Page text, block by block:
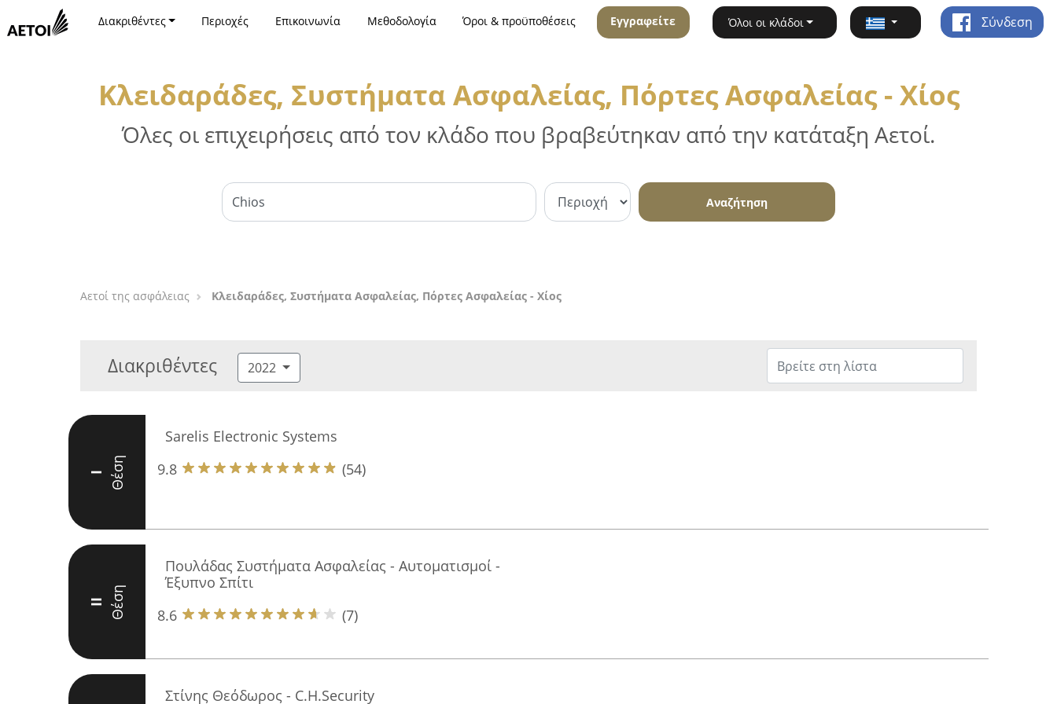
Διακριθέντες Περιοχές Επικοινωνία Μεθοδολογία Όροι & προϋποθέσεις Εγγραφείτε Όλοι οι κλάδοι Σύνδεση
Κλειδαράδες, Συστήματα Ασφαλείας, Πόρτες Ασφαλείας - Χίος
Όλες οι επιχειρήσεις από τον κλάδο που βραβεύτηκαν από την κατάταξη Αετοί.
Αναζήτηση
Αετοί της ασφάλειας Κλειδαράδες, Συστήματα Ασφαλείας, Πόρτες Ασφαλείας - Χίος
Διακριθέντες 2022
I Θέση
Sarelis Electronic Systems
9.8
(54)
II Θέση
Πουλάδας Συστήματα Ασφαλείας - Αυτοματισμοί -
Έξυπνο Σπίτι
8.6
(7)
Στίνης Θεόδωρος - C.H.Security